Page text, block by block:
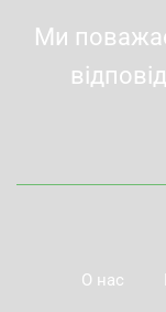
Ми
О нас